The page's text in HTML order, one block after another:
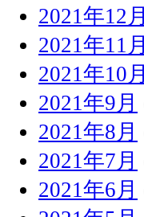
2021年12月
2021年11月
2021年10月
2021年9月
2021年8月
2021年7月
2021年6月